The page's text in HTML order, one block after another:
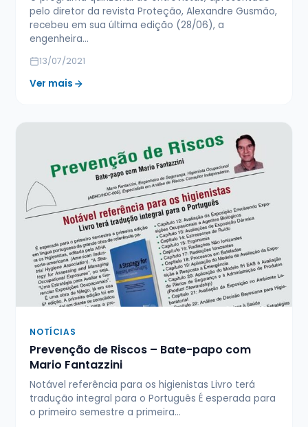
pelo diretor da revista Proteção, Alexandre Gusmão,
recebeu em sua última edição (28/06), a
engenheira…
13/07/2021
Ver mais
NOTÍCIAS
Prevenção de Riscos – Bate-papo com
Mario Fantazzini
Notável referência para os higienistas Livro terá
tradução integral para o Português É esperada para
o primeiro semestre a primeira…